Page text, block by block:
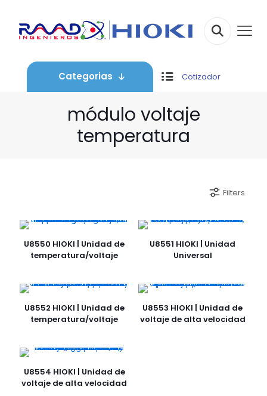
Categorias Cotizador
módulo voltaje
temperatura
Filters
U8550 HIOKI | Unidad de
temperatura/voltaje
U8551 HIOKI | Unidad
Universal
U8552 HIOKI | Unidad de
temperatura/voltaje
U8553 HIOKI | Unidad de
voltaje de alta velocidad
U8554 HIOKI | Unidad de
voltaje de alta velocidad